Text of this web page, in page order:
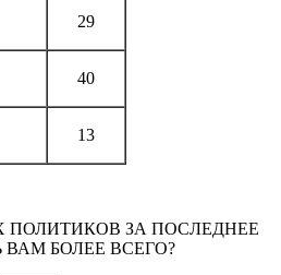
29
40
13
ЗА ПОСЛЕДНЕЕ
БОЛЕЕ ВСЕГО?